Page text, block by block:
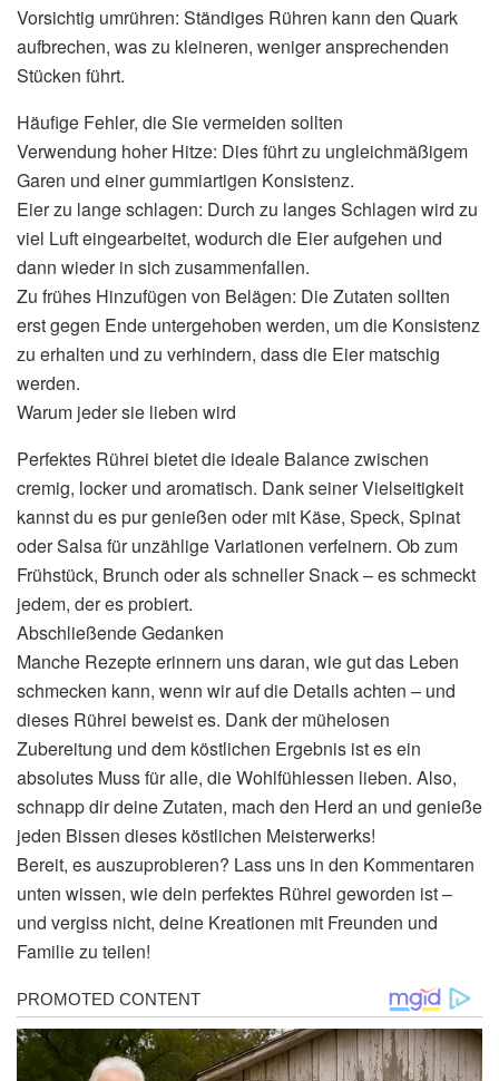
Vorsichtig umrühren: Ständiges Rühren kann den Quark
aufbrechen, was zu kleineren, weniger ansprechenden
Stücken führt.
Häufige Fehler, die Sie vermeiden sollten
Verwendung hoher Hitze: Dies führt zu ungleichmäßigem
Garen und einer gummiartigen Konsistenz.
Eier zu lange schlagen: Durch zu langes Schlagen wird zu
viel Luft eingearbeitet, wodurch die Eier aufgehen und
dann wieder in sich zusammenfallen.
Zu frühes Hinzufügen von Belägen: Die Zutaten sollten
erst gegen Ende untergehoben werden, um die Konsistenz
zu erhalten und zu verhindern, dass die Eier matschig
werden.
Warum jeder sie lieben wird
Perfektes Rührei bietet die ideale Balance zwischen
cremig, locker und aromatisch. Dank seiner Vielseitigkeit
kannst du es pur genießen oder mit Käse, Speck, Spinat
oder Salsa für unzählige Variationen verfeinern. Ob zum
Frühstück, Brunch oder als schneller Snack – es schmeckt
jedem, der es probiert.
Abschließende Gedanken
Manche Rezepte erinnern uns daran, wie gut das Leben
schmecken kann, wenn wir auf die Details achten – und
dieses Rührei beweist es. Dank der mühelosen
Zubereitung und dem köstlichen Ergebnis ist es ein
absolutes Muss für alle, die Wohlfühlessen lieben. Also,
schnapp dir deine Zutaten, mach den Herd an und genieße
jeden Bissen dieses köstlichen Meisterwerks!
Bereit, es auszuprobieren? Lass uns in den Kommentaren
unten wissen, wie dein perfektes Rührei geworden ist –
und vergiss nicht, deine Kreationen mit Freunden und
Familie zu teilen!